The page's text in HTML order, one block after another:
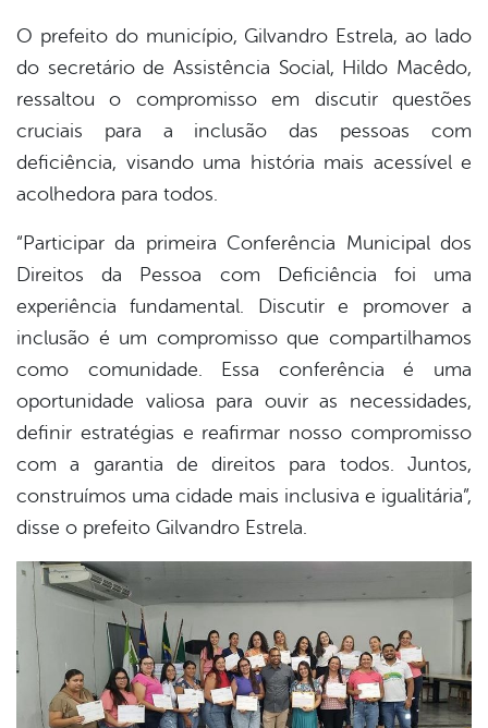
O prefeito do município, Gilvandro Estrela, ao lado
do secretário de Assistência Social, Hildo Macêdo,
ressaltou o compromisso em discutir questões
cruciais para a inclusão das pessoas com
deficiência, visando uma história mais acessível e
acolhedora para todos.
“Participar da primeira Conferência Municipal dos
Direitos da Pessoa com Deficiência foi uma
experiência fundamental. Discutir e promover a
inclusão é um compromisso que compartilhamos
como comunidade. Essa conferência é uma
oportunidade valiosa para ouvir as necessidades,
definir estratégias e reafirmar nosso compromisso
com a garantia de direitos para todos. Juntos,
construímos uma cidade mais inclusiva e igualitária”,
disse o prefeito Gilvandro Estrela.